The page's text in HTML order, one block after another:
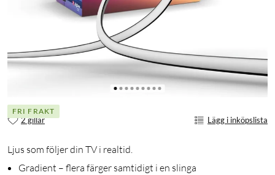
FRI FRAKT
2 gillar Lägg i inköpslista
Ljus som följer din TV i realtid.
Gradient – flera färger samtidigt i en slinga